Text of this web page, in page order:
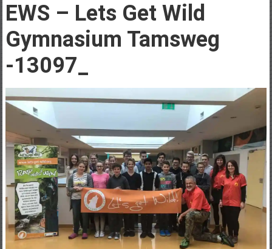
EWS – Lets Get Wild
Gymnasium Tamsweg
-13097_